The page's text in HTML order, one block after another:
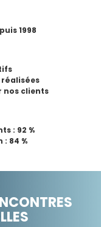
1998
nos clients
: 92 %
84 %